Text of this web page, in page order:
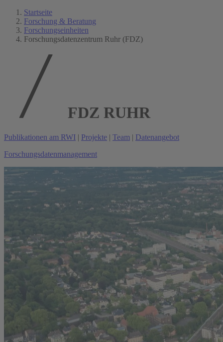
Startseite
Forschung & Beratung
Forschungseinheiten
Forschungsdatenzentrum Ruhr (FDZ)
FDZ RUHR
Publikationen am RWI | Projekte | Team | Datenangebot
Forschungsdatenmanagement